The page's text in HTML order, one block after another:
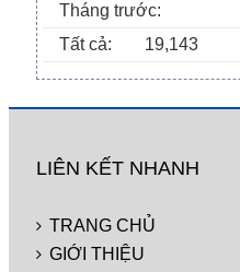
Tháng trước:
Tất cả:
19,143
LIÊN KẾT NHANH
TRANG CHỦ
GIỚI THIỆU